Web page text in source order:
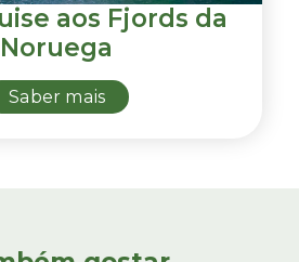
aos Fjords da
Noruega
Saber mais